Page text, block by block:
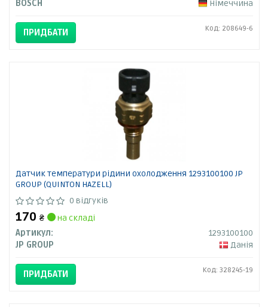
BOSCH Німеччина
ПРИДБАТИ Код: 208649-6
Датчик температури рідини охолодження 1293100100 JP
GROUP (QUINTON HAZELL)
0 відгуків
170 ₴
на складі
Артикул:
1293100100
JP GROUP
Данія
ПРИДБАТИ Код: 328245-19